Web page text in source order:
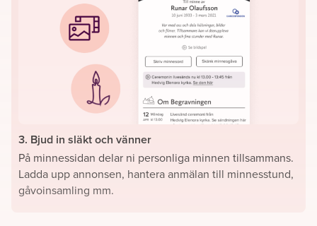
3. Bjud in släkt och vänner
På minnessidan delar ni personliga minnen tillsammans.
Ladda upp annonsen, hantera anmälan till minnesstund,
gåvoinsamling mm.